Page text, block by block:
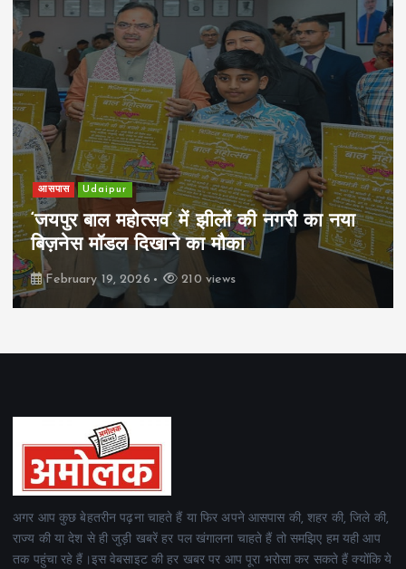
आसपास Udaipur
‘जयपुर बाल महोत्सव’ में झीलों की नगरी का नया
बिज़नेस मॉडल दिखाने का मौका
February 19, 2026 210 views
अगर आप कुछ बेहतरीन पढ़ना चाहते हैं या फिर अपने आसपास की, शहर की, जिले की,
राज्य की या देश से ही जुड़ी खबरें हर पल खंगालना चाहते हैं तो समझिए हम यही आप
तक पहुंचा रहे हैं।इस वेबसाइट की हर खबर पर आप पूरा भरोसा कर सकते हैं क्योंकि ये